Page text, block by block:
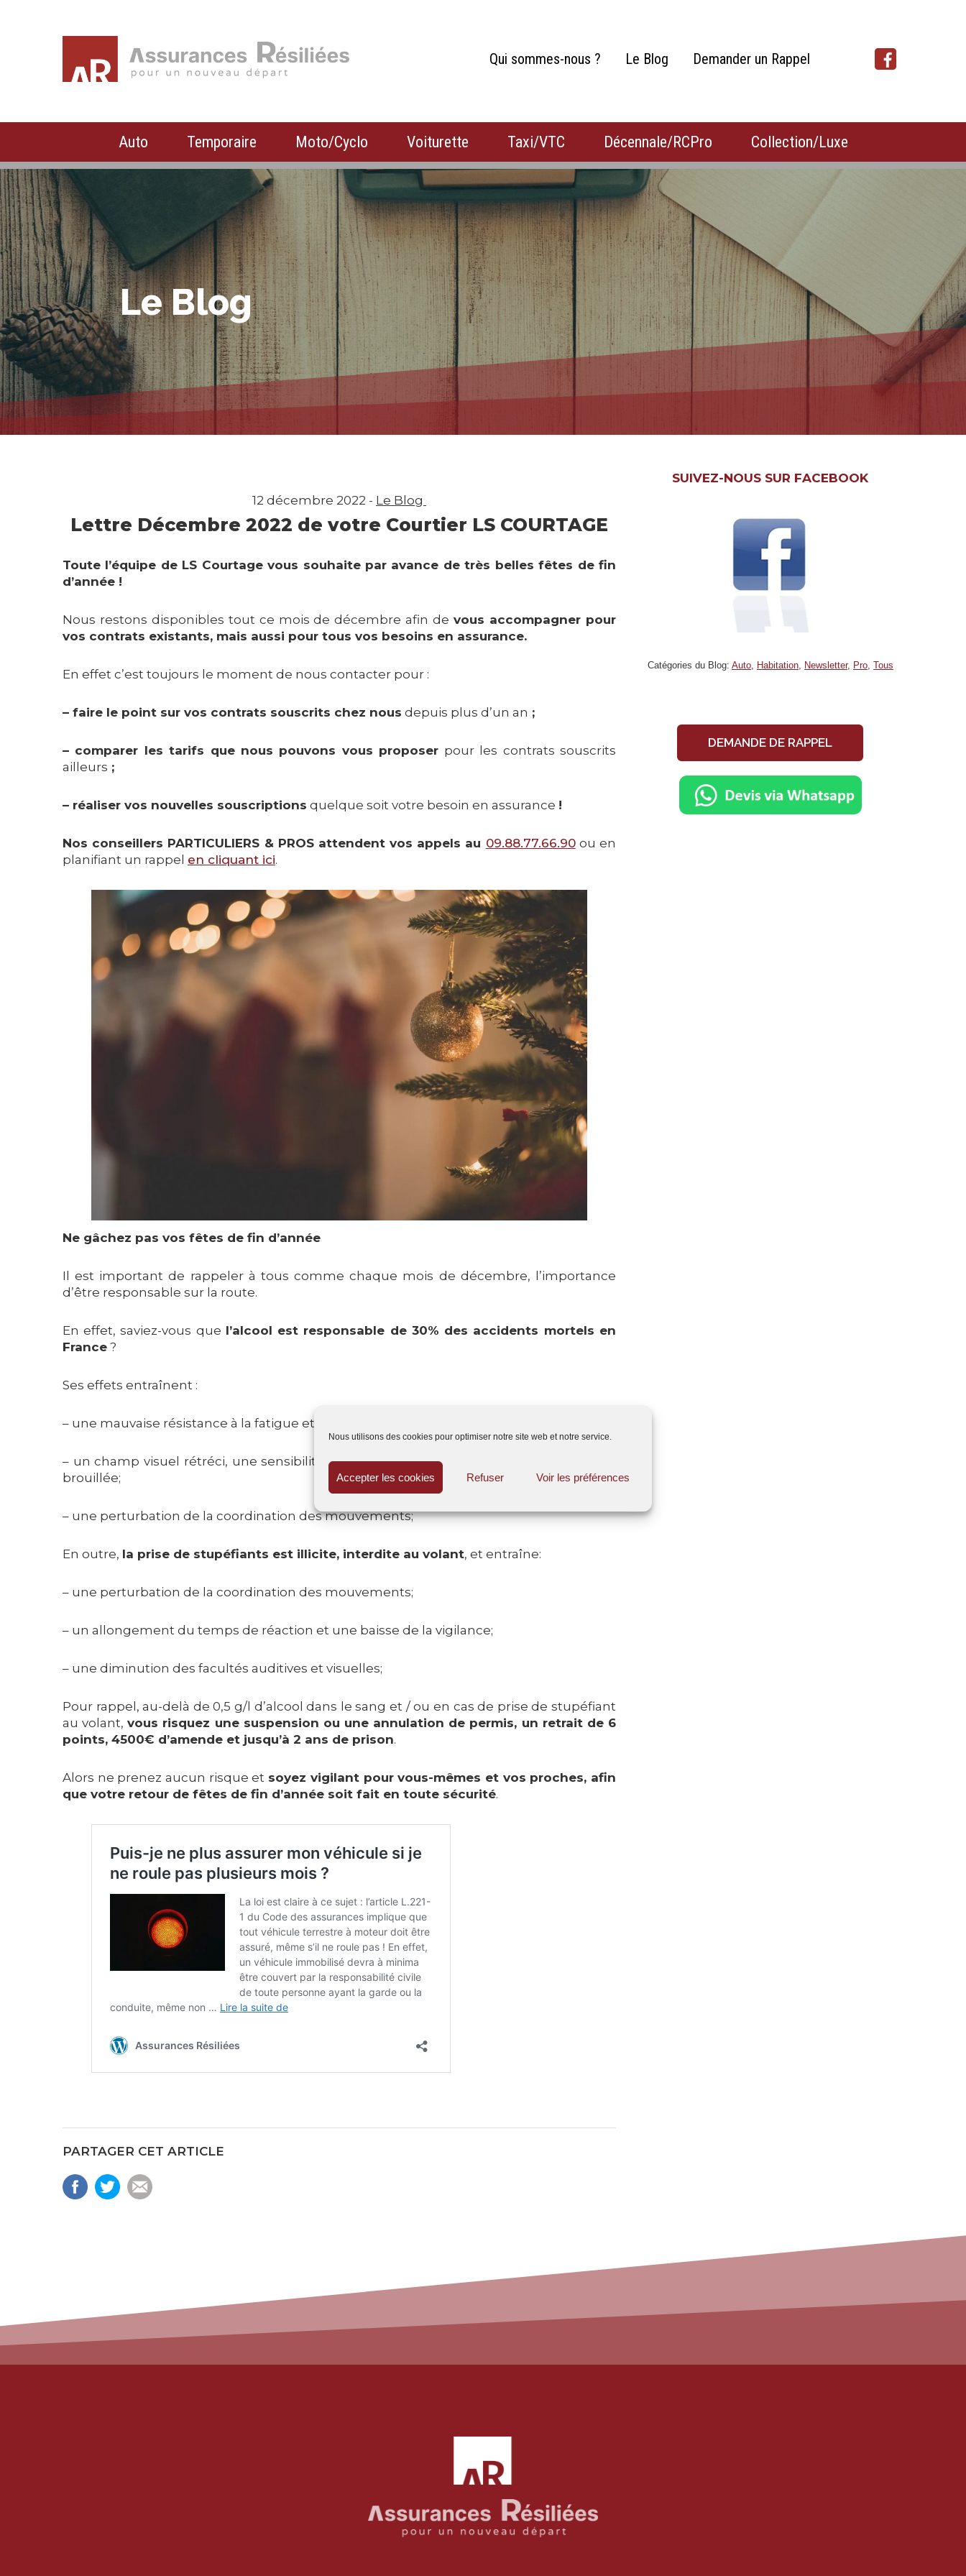
Nous utilisons des cookies pour optimiser notre site web et notre service.
Accepter les cookies Refuser Voir les préférences
Qui sommes-nous ? Le Blog Demander un Rappel
Auto Temporaire Moto/Cyclo Voiturette Taxi/VTC Décennale/RCPro Collection/Luxe
Habitation Camion Camping-car
Le Blog
12 décembre 2022 - Le Blog
Lettre Décembre 2022 de votre Courtier LS COURTAGE
Toute l’équipe de LS Courtage vous souhaite par avance de très belles fêtes de fin
d’année !
Nous restons disponibles tout ce mois de décembre afin devous accompagner pour
vos contrats existants, mais aussi pour tous vos besoins en assurance.
En effet c’est toujours le moment de nous contacter pour :
– faire le point sur vos contrats souscrits chez nous depuis plus d’un an ;
– comparer les tarifs que nous pouvons vous proposer pour les contrats souscrits
ailleurs ;
– réaliser vos nouvelles souscriptions quelque soit votre besoin en assurance !
Nos conseillers PARTICULIERS & PROS attendent vos appels au 09.88.77.66.90ou en
planifiant un rappel en cliquant ici.
Ne gâchez pas vos fêtes de fin d’année
Il est important de rappeler à tous comme chaque mois de décembre, l’importance
d’être responsable sur la route.
En effet, saviez-vous que l’alcool est responsable de 30% des accidents mortels en
France ?
Ses effets entraînent :
– une mauvaise résistance à la fatigue et une baisse de la vigilance;
– un champ visuel rétréci, une sensibilité à la lumière et une perception des distances
brouillée;
– une perturbation de la coordination des mouvements;
En outre, la prise de stupéfiants est illicite, interdite au volant, et entraîne:
– une perturbation de la coordination des mouvements;
– un allongement du temps de réaction et une baisse de la vigilance;
– une diminution des facultés auditives et visuelles;
Pour rappel, au-delà de 0,5 g/l d’alcool dans le sang et / ou en cas de prise de stupéfiant
au volant,vous risquez une suspension ou une annulation de permis, un retrait de 6
points, 4500€ d’amende et jusqu’à 2 ans de prison.
Alors ne prenez aucun risque et soyez vigilant pour vous-mêmes et vos proches, afin
que votre retour de fêtes de fin d’année soit fait en toute sécurité.
PARTAGER CET ARTICLE
SUIVEZ-NOUS SUR FACEBOOK
Catégories du Blog: Auto, Habitation, Newsletter, Pro, Tous
DEMANDE DE RAPPEL